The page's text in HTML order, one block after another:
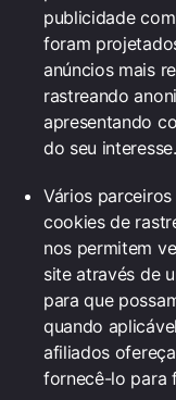
publicidade
foram
anúncios mais
rastreando
apresentando
do seu interesse.
Vários
cookies de
nos permitem
site através de
para que
quando
afiliados
fornecê-lo para